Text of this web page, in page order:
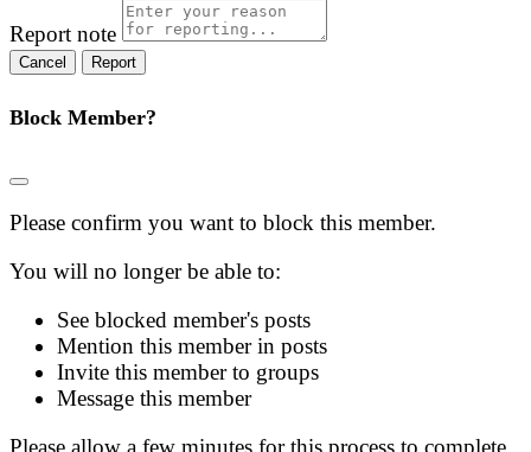
Report note
Report
Block Member?
Please confirm you want to block this member.
You will no longer be able to:
See blocked member's posts
Mention this member in posts
Invite this member to groups
Message this member
Please allow a few minutes for this process to complete.